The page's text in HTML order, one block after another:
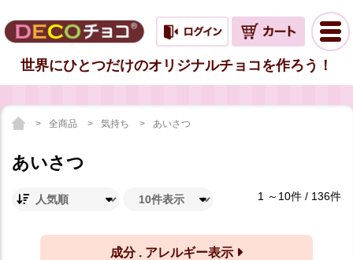
世界にひとつだけのオリジナルチョコを作ろう！
全商品 気持ち あいさつ
あいさつ
1 ～10件 / 136件
成分 . アレルギー表示